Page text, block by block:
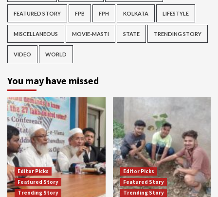
FEATURED STORY FPB FPH KOLKATA LIFESTYLE
MISCELLANEOUS MOVIE-MASTI STATE TRENDING STORY
VIDEO WORLD
You may have missed
Editor Picks
Featured Story
Trending Story
Editor Picks
Featured Story
Trending Story